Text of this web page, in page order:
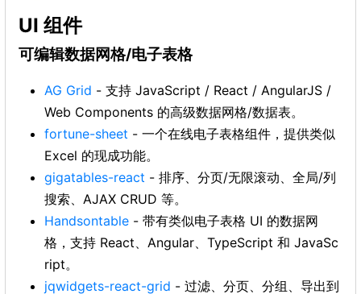
UI 组件
可编辑数据网格/电子表格
AG Grid - 支持 JavaScript / React / AngularJS /
Web Components 的高级数据网格/数据表。
fortune-sheet - 一个在线电子表格组件，提供类似
Excel 的现成功能。
gigatables-react - 排序、分页/无限滚动、全局/列
搜索、AJAX CRUD 等。
Handsontable - 带有类似电子表格 UI 的数据网
格，支持 React、Angular、TypeScript 和 JavaSc
ript。
jqwidgets-react-grid - 过滤、分页、分组、导出到